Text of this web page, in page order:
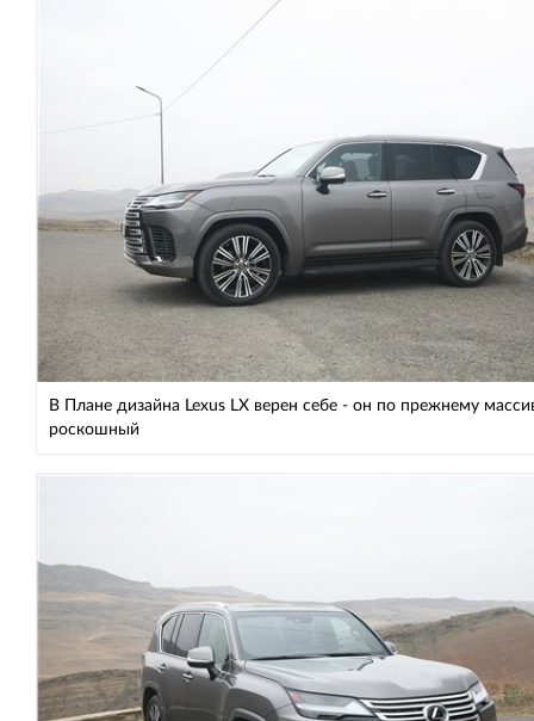
В Плане дизайна Lexus LX верен себе - он по прежнему
роскошный